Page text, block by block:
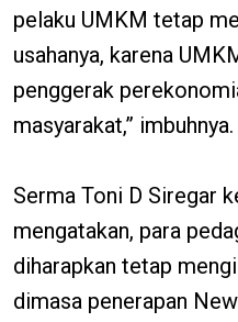
pelaku UMKM tetap
usahanya, karena
penggerak
masyarakat,” imbuhnya.
Serma Toni D Siregar
mengatakan, para
diharapkan tetap
dimasa penerapan